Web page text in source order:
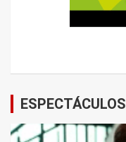
ESPECTÁCULOS